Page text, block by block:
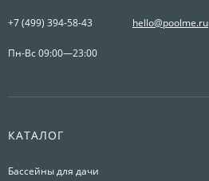
+7 (499) 394-58-43 hello@poolme.ru
Пн-Вс 09:00—23:00
КАТАЛОГ
Бассейны для дачи